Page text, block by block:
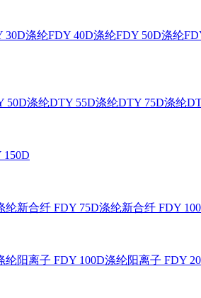
30D涤纶FDY 40D涤纶FDY 50D涤纶
50D涤纶DTY 55D涤纶DTY 75D涤纶
150D
纶新合纤 FDY 75D涤纶新合纤 FDY
纶阳离子 FDY 100D涤纶阳离子 FDY